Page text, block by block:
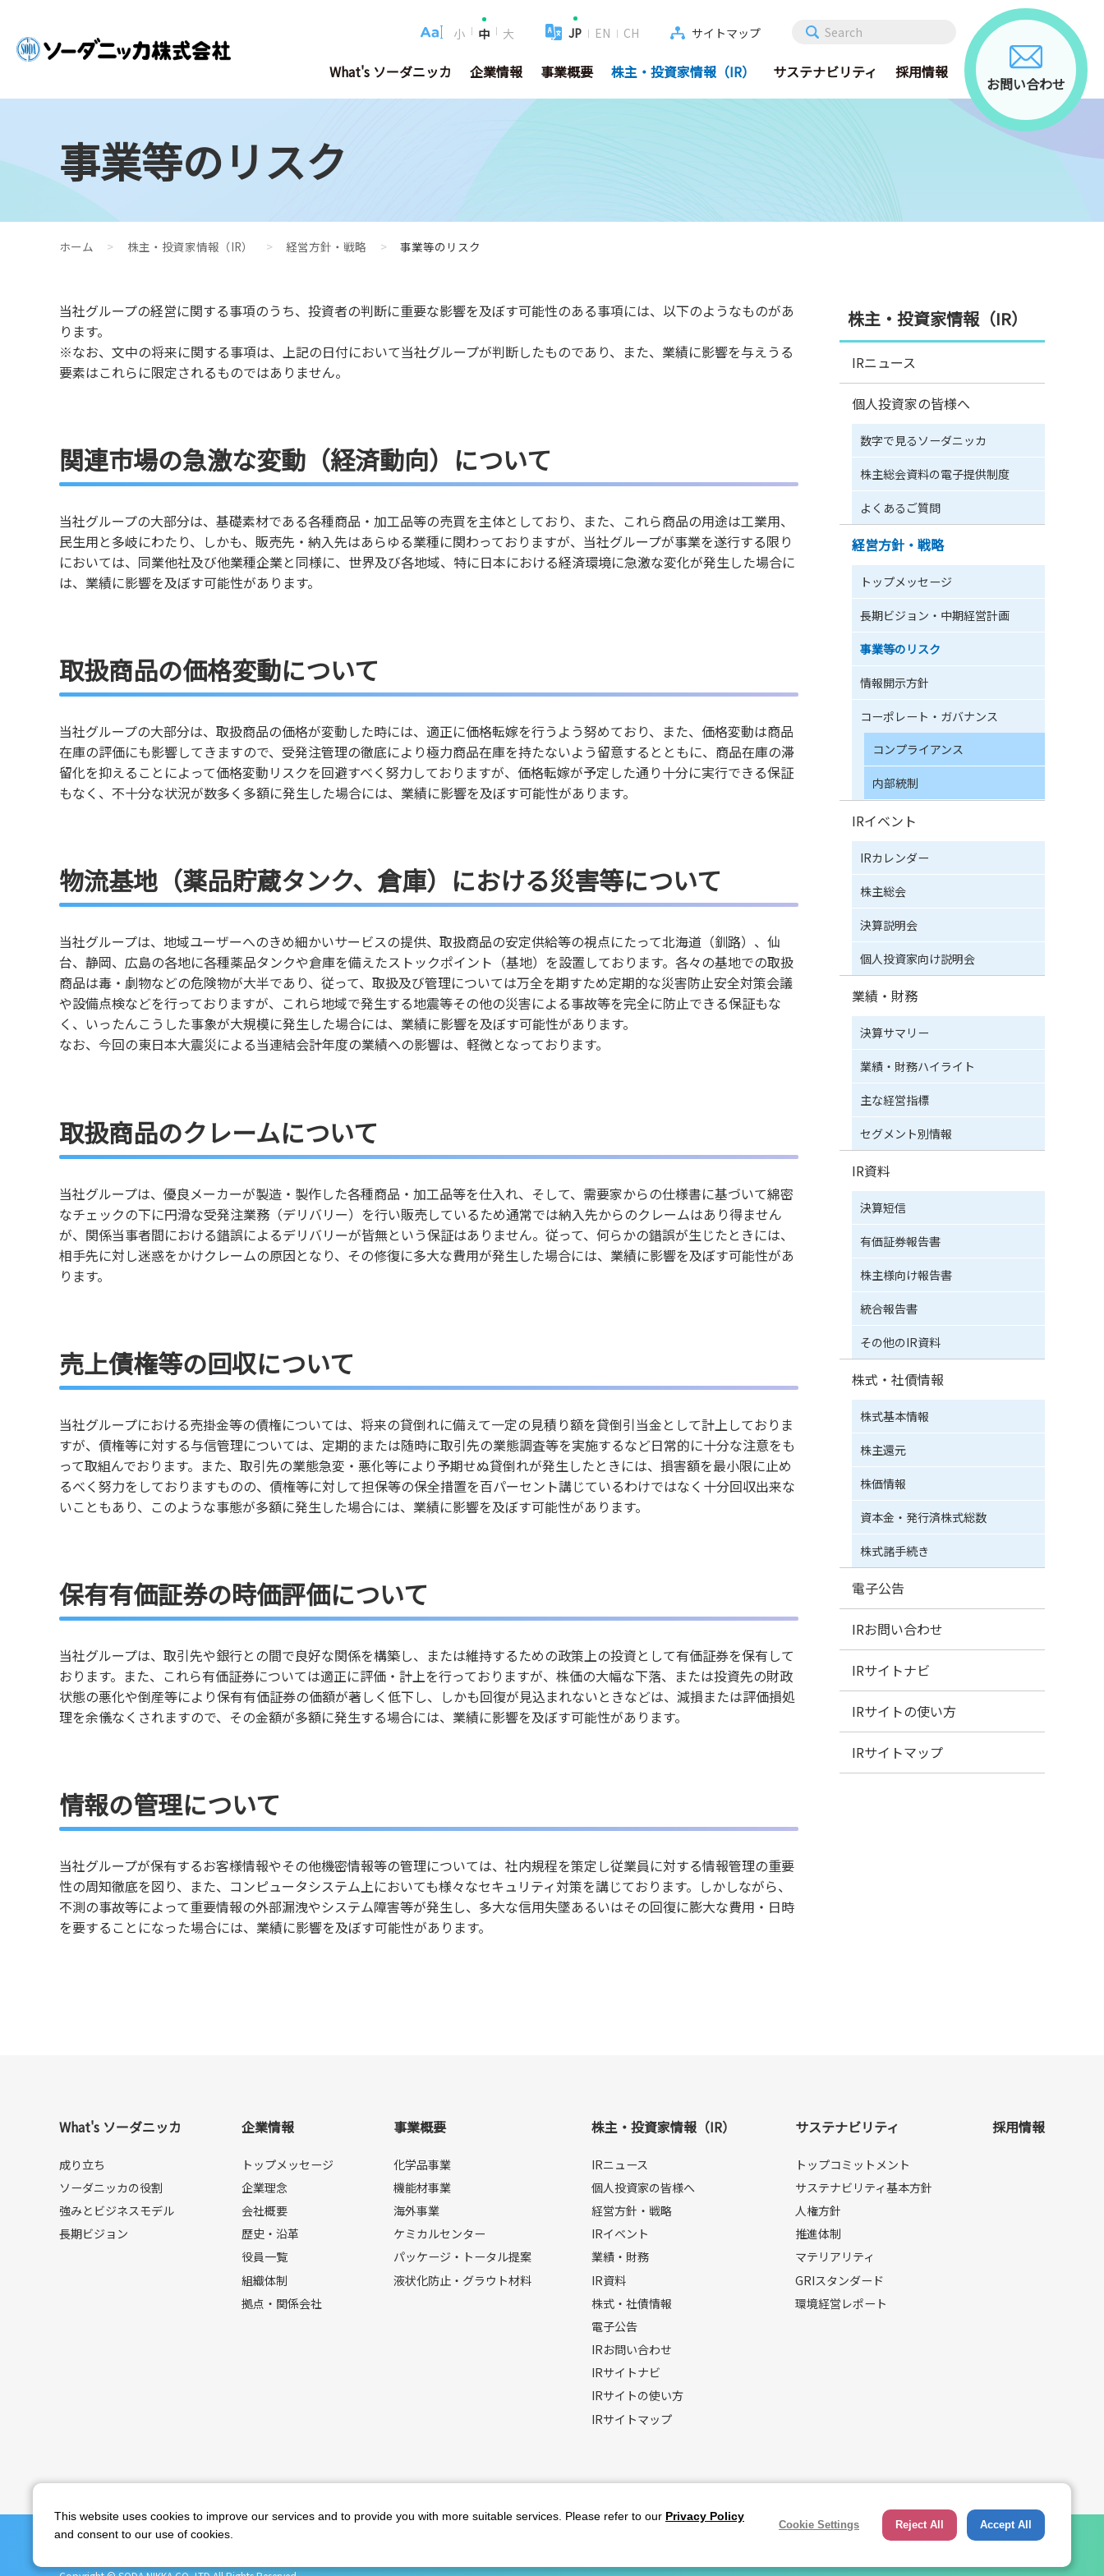
Search
What's ソーダニッカ 企業情報 事業概要 株主・投資家情報（IR） サステナビリティ 採用情報
小 中 大 JP EN CH サイトマップ
お問い合わせ
事業等のリスク
ホーム > 株主・投資家情報（IR） > 経営方針・戦略 > 事業等のリスク
当社グループの経営に関する事項のうち、投資者の判断に重要な影響を及ぼす可能性のある事項には、以下のようなものがあ
ります。
※なお、文中の将来に関する事項は、上記の日付において当社グループが判断したものであり、また、業績に影響を与えうる
要素はこれらに限定されるものではありません。
関連市場の急激な変動（経済動向）について
当社グループの大部分は、基礎素材である各種商品・加工品等の売買を主体としており、また、これら商品の用途は工業用、
民生用と多岐にわたり、しかも、販売先・納入先はあらゆる業種に関わっておりますが、当社グループが事業を遂行する限り
においては、同業他社及び他業種企業と同様に、世界及び各地域、特に日本における経済環境に急激な変化が発生した場合に
は、業績に影響を及ぼす可能性があります。
取扱商品の価格変動について
当社グループの大部分は、取扱商品の価格が変動した時には、適正に価格転嫁を行うよう努めており、また、価格変動は商品
在庫の評価にも影響してきますので、受発注管理の徹底により極力商品在庫を持たないよう留意するとともに、商品在庫の滞
留化を抑えることによって価格変動リスクを回避すべく努力しておりますが、価格転嫁が予定した通り十分に実行できる保証
もなく、不十分な状況が数多く多額に発生した場合には、業績に影響を及ぼす可能性があります。
物流基地（薬品貯蔵タンク、倉庫）における災害等について
当社グループは、地域ユーザーへのきめ細かいサービスの提供、取扱商品の安定供給等の視点にたって北海道（釧路）、仙
台、静岡、広島の各地に各種薬品タンクや倉庫を備えたストックポイント（基地）を設置しております。各々の基地での取扱
商品は毒・劇物などの危険物が大半であり、従って、取扱及び管理については万全を期すため定期的な災害防止安全対策会議
や設備点検などを行っておりますが、これら地域で発生する地震等その他の災害による事故等を完全に防止できる保証もな
く、いったんこうした事象が大規模に発生した場合には、業績に影響を及ぼす可能性があります。
なお、今回の東日本大震災による当連結会計年度の業績への影響は、軽微となっております。
取扱商品のクレームについて
当社グループは、優良メーカーが製造・製作した各種商品・加工品等を仕入れ、そして、需要家からの仕様書に基づいて綿密
なチェックの下に円滑な受発注業務（デリバリー）を行い販売しているため通常では納入先からのクレームはあり得ません
が、関係当事者間における錯誤によるデリバリーが皆無という保証はありません。従って、何らかの錯誤が生じたときには、
相手先に対し迷惑をかけクレームの原因となり、その修復に多大な費用が発生した場合には、業績に影響を及ぼす可能性があ
ります。
売上債権等の回収について
当社グループにおける売掛金等の債権については、将来の貸倒れに備えて一定の見積り額を貸倒引当金として計上しておりま
すが、債権等に対する与信管理については、定期的または随時に取引先の業態調査等を実施するなど日常的に十分な注意をも
って取組んでおります。また、取引先の業態急変・悪化等により予期せぬ貸倒れが発生したときには、損害額を最小限に止め
るべく努力をしておりますものの、債権等に対して担保等の保全措置を百パーセント講じているわけではなく十分回収出来な
いこともあり、このような事態が多額に発生した場合には、業績に影響を及ぼす可能性があります。
保有有価証券の時価評価について
当社グループは、取引先や銀行との間で良好な関係を構築し、または維持するための政策上の投資として有価証券を保有して
おります。また、これら有価証券については適正に評価・計上を行っておりますが、株価の大幅な下落、または投資先の財政
状態の悪化や倒産等により保有有価証券の価額が著しく低下し、しかも回復が見込まれないときなどは、減損または評価損処
理を余儀なくされますので、その金額が多額に発生する場合には、業績に影響を及ぼす可能性があります。
情報の管理について
当社グループが保有するお客様情報やその他機密情報等の管理については、社内規程を策定し従業員に対する情報管理の重要
性の周知徹底を図り、また、コンピュータシステム上においても様々なセキュリティ対策を講じております。しかしながら、
不測の事故等によって重要情報の外部漏洩やシステム障害等が発生し、多大な信用失墜あるいはその回復に膨大な費用・日時
を要することになった場合には、業績に影響を及ぼす可能性があります。
株主・投資家情報（IR）
IRニュース
個人投資家の皆様へ
数字で見るソーダニッカ
株主総会資料の電子提供制度
よくあるご質問
経営方針・戦略
トップメッセージ
長期ビジョン・中期経営計画
事業等のリスク
情報開示方針
コーポレート・ガバナンス
コンプライアンス
内部統制
IRイベント
IRカレンダー
株主総会
決算説明会
個人投資家向け説明会
業績・財務
決算サマリー
業績・財務ハイライト
主な経営指標
セグメント別情報
IR資料
決算短信
有価証券報告書
株主様向け報告書
統合報告書
その他のIR資料
株式・社債情報
株式基本情報
株主還元
株価情報
資本金・発行済株式総数
株式諸手続き
電子公告
IRお問い合わせ
IRサイトナビ
IRサイトの使い方
IRサイトマップ
What's ソーダニッカ
成り立ち
ソーダニッカの役割
強みとビジネスモデル
長期ビジョン
企業情報
トップメッセージ
企業理念
会社概要
歴史・沿革
役員一覧
組織体制
拠点・関係会社
事業概要
化学品事業
機能材事業
海外事業
ケミカルセンター
パッケージ・トータル提案
液状化防止・グラウト材料
株主・投資家情報（IR）
IRニュース
個人投資家の皆様へ
経営方針・戦略
IRイベント
業績・財務
IR資料
株式・社債情報
電子公告
IRお問い合わせ
IRサイトナビ
IRサイトの使い方
IRサイトマップ
サステナビリティ
トップコミットメント
サステナビリティ基本方針
人権方針
推進体制
マテリアリティ
GRIスタンダード
環境経営レポート
採用情報
This website uses cookies to improve our services and to provide you with more suitable services. Please refer to our Privacy Policy
and consent to our use of cookies.
Cookie Settings Reject All Accept All